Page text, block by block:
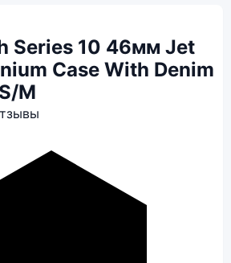
Series 10 46мм Jet
Case With Denim
M